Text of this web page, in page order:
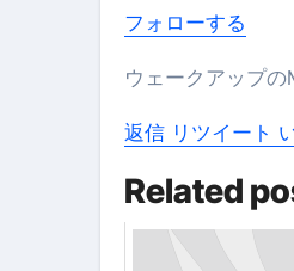
フォローする
ウェークアップ
返信 リツイート
Related